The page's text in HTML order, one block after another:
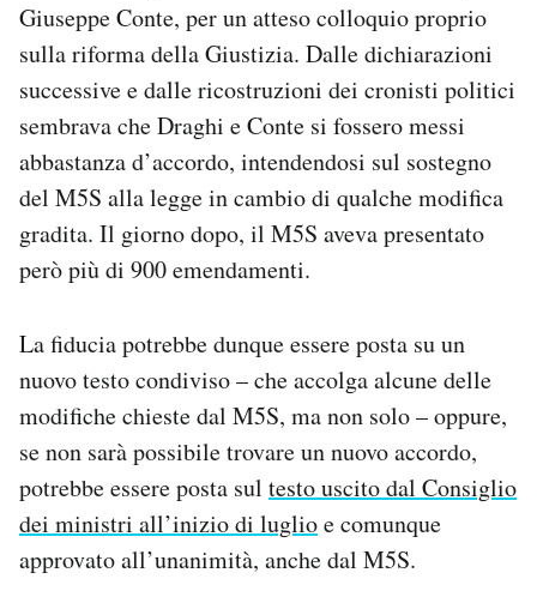
Giuseppe Conte, per un atteso colloquio proprio
sulla riforma della Giustizia. Dalle dichiarazioni
successive e dalle ricostruzioni dei cronisti politici
sembrava che Draghi e Conte si fossero messi
abbastanza d’accordo, intendendosi sul sostegno
del M5S alla legge in cambio di qualche modifica
gradita. Il giorno dopo, il M5S aveva presentato
però più di 900 emendamenti.
La fiducia potrebbe dunque essere posta su un
nuovo testo condiviso – che accolga alcune delle
modifiche chieste dal M5S, ma non solo – oppure,
se non sarà possibile trovare un nuovo accordo,
potrebbe essere posta sul testo uscito dal Consiglio
dei ministri all’inizio di luglioe comunque
approvato all’unanimità, anche dal M5S.